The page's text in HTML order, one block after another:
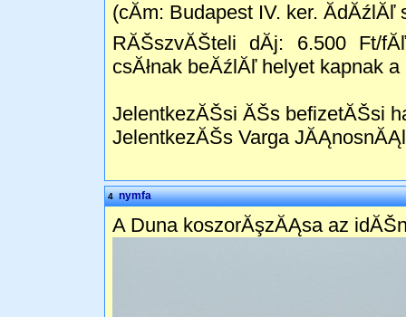
(cĂ­m: Budapest IV. ker. ĂdĂźlĂľ
RĂŠszvĂŠteli dĂ­j: 6.500 Ft/
csĂłnak beĂźlĂľ helyet kapnak
JelentkezĂŠsi ĂŠs befizetĂŠsi
JelentkezĂŠs Varga
4 nymfa
A Duna koszorĂşzĂĄsa az